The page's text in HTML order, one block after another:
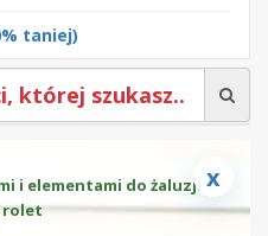
taniej)
x
i elementami do żaluzji
rolet